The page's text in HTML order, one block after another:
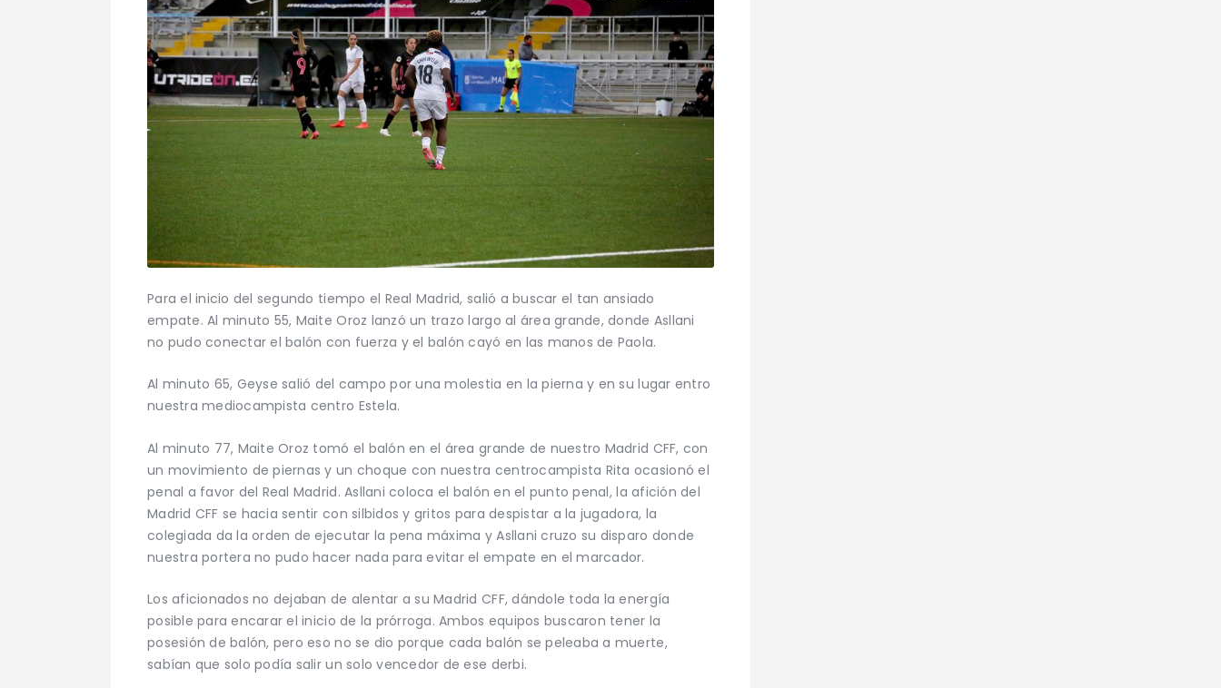
Para el inicio del segundo tiempo el Real Madrid, salió a buscar el tan ansiado
empate. Al minuto 55, Maite Oroz lanzó un trazo largo al área grande, donde Asllani
no pudo conectar el balón con fuerza y el balón cayó en las manos de Paola.
Al minuto 65, Geyse salió del campo por una molestia en la pierna y en su lugar entro
nuestra mediocampista centro Estela.
Al minuto 77, Maite Oroz tomó el balón en el área grande de nuestro Madrid CFF, con
un movimiento de piernas y un choque con nuestra centrocampista Rita ocasionó el
penal a favor del Real Madrid. Asllani coloca el balón en el punto penal, la afición del
Madrid CFF se hacia sentir con silbidos y gritos para despistar a la jugadora, la
colegiada da la orden de ejecutar la pena máxima y Asllani cruzo su disparo donde
nuestra portera no pudo hacer nada para evitar el empate en el marcador.
Los aficionados no dejaban de alentar a su Madrid CFF, dándole toda la energía
posible para encarar el inicio de la prórroga. Ambos equipos buscaron tener la
posesión de balón, pero eso no se dio porque cada balón se peleaba a muerte,
sabían que solo podía salir un solo vencedor de ese derbi.